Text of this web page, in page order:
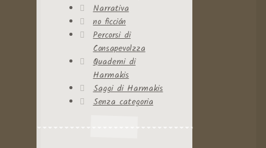
Narrativa
no ficción
Percorsi di
Consapevolzza
Quaderni di
Harmakis
Saggi di Harmakis
Senza categoria